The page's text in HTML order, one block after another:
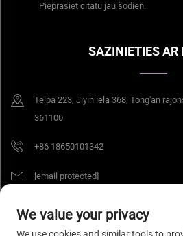
Pieprasiet citātu jau šodien.
SAZINIETIES AR
Telpa 223, Jiyin iela 368, Tong'an
361100
+86 18650101342
[email protected]
Autortiesības © 2026 Tesel Seal Tech
aizsargātas. Konfidencialitātes politika
We value your privacy